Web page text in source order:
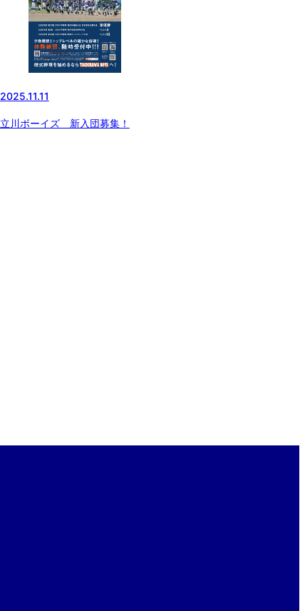
2025.11.11
立川ボーイズ 新入団募集！